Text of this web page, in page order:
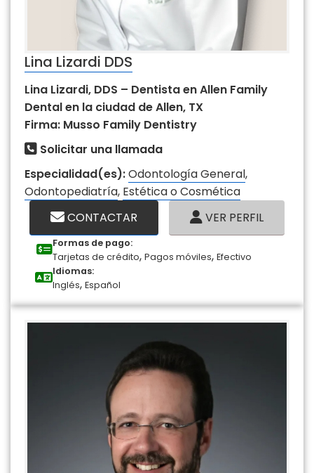
Lina Lizardi DDS
Lina Lizardi, DDS – Dentista en Allen Family
Dental en la ciudad de Allen, TX
Firma: Musso Family Dentistry
Solicitar una llamada
Especialidad(es):Odontología General,
Odontopediatría, Estética o Cosmética
CONTACTAR
VER PERFIL
Formas de pago:
Tarjetas de crédito, Pagos móviles, Efectivo
Idiomas:
Inglés, Español